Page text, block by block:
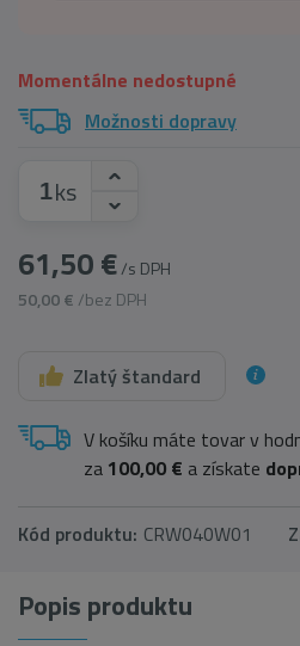
Momentálne nedostupné
Možnosti dopravy
ks
61,50 €/s DPH
50,00 € /bez DPH
Zlatý štandard
V košíku máte tovar v
za 100,00 € a získate
Kód produktu: CRW040W01
Popis produktu